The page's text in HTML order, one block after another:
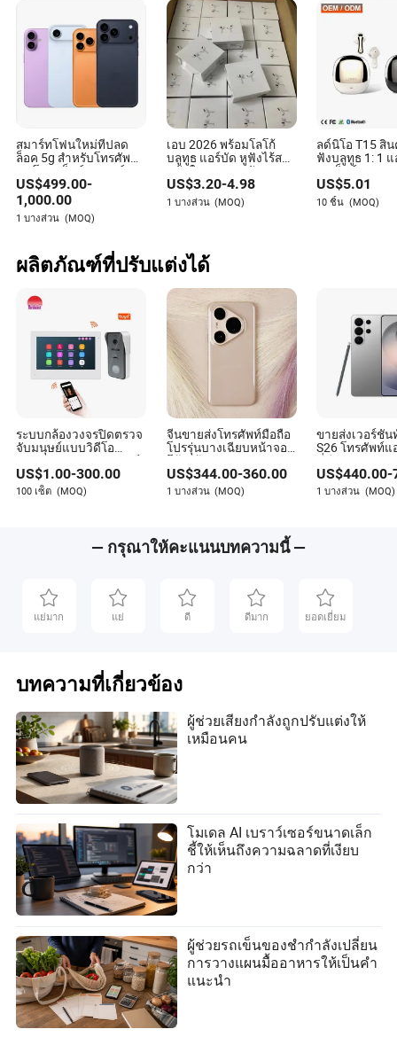
ไม่เลย หากคุณสามารถพิมพ์ประโยคง่ายๆ หรือแตะหน้าจอได้
คุณก็สามารถใช้เครื่องมือเหล่านี้ได้ พวกมันถูกสร้างขึ้นมา
อย่างสวยงามเพื่อให้ทุกคนได้เพลิดเพลินและสำรวจความคิด
สร้างสรรค์ของตนเองโดยไม่ต้องหงุดหงิด
สมาร์ทโฟนใหม่ที่ปลด
ล็อค 5g สำหรับโทรศัพท์
17 โปรแม็กซ์ 17 แอร์ 17
โปร
US$499.00-
1,000.00
1 บางส่วน (MOQ)
เอบ 2026 พร้อมโลโก้
บลูทูธ แอร์บัด หูฟังไร้สาย
หูฟังในหู ทวส หูฟัง
สเตอริโอ PRO2 พอดส์
โปร 2 3 4 แอร์แม็กซ์ แอน
ซี หัวใจ PRO3 แปล
US$3.20-4.98
1 บางส่วน (MOQ)
ลด์นิโอ T15 สิ
ฟังบลูทูธ 1: 1 แ
2 แม็กซ์ ราคา
โรงงานจีน พร้
เสียงรบกวน ไ
US$5.01
10 ชิ้น (MOQ)
ผลิตภัณฑ์ที่ปรับแต่งได้
ระบบกล้องวงจรปิดตรวจ
จับมนุษย์แบบวิดีโอ
HD1080p ระบบอินเตอร์
คอม ประตูดิจิตอล
US$1.00-300.00
100 เซ็ต (MOQ)
จีนขายส่งโทรศัพท์มือถือ
โปรรุ่นบางเฉียบหน้าจอ
โค้งกล้องสามตัว 5g
ระบบปัญญาประดิษฐ์ถ่าย
ภาพเต็มรูปแบบ 80
US$344.00-360.00
1 บางส่วน (MOQ)
ขายส่งเวอร์ชัน
S26 โทรศัพท์
ที่มีพลังปัญญา
และสามารถป
US$440.00-
1 บางส่วน (MOQ)
— กรุณาให้คะแนนบทความนี้ —
แย่มาก แย่ ดี ดีมาก ยอดเยี่ยม
บทความที่เกี่ยวข้อง
ผู้ช่วยเสียงกำลังถูกปรับแต่งให้
เหมือนคน
โมเดล AI เบราว์เซอร์ขนาดเล็ก
ชี้ให้เห็นถึงความฉลาดที่เงียบ
กว่า
ผู้ช่วยรถเข็นของชำกำลังเปลี่ยน
การวางแผนมื้ออาหารให้เป็นคำ
แนะนำ